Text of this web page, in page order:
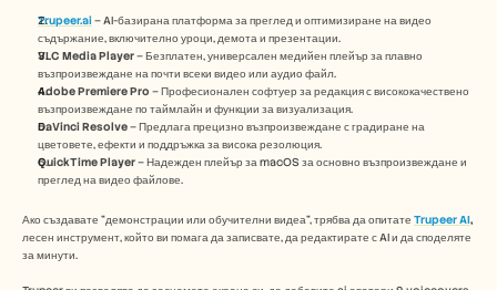
Trupeer.ai – AI-базирана платформа за преглед и оптимизиране на видео
съдържание, включително уроци, демота и презентации.
VLC Media Player – Безплатен, универсален медийен плейър за плавно
възпроизвеждане на почти всеки видео или аудио файл.
Adobe Premiere Pro – Професионален софтуер за редакция с висококачествено
възпроизвеждане по таймлайн и функции за визуализация.
DaVinci Resolve – Предлага прецизно възпроизвеждане с градиране на
цветовете, ефекти и поддръжка за висока резолюция.
QuickTime Player – Надежден плейър за macOS за основно възпроизвеждане и
преглед на видео файлове.
Ако създавате "демонстрации или обучителни видеа", трябва да опитате Trupeer AI
лесен инструмент, който ви помага да записвате, да редактирате с AI и да споделяте
за минути.